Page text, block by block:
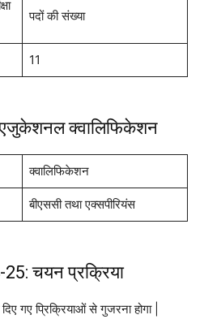
पदों की संख्या
11
क्वालिफिकेशन
क्वालिफिकेशन
बीएससी तथा एक्सपीरियंस
चयन प्रक्रिया
गए प्रिक्रियाओं से गुजरना होगा |